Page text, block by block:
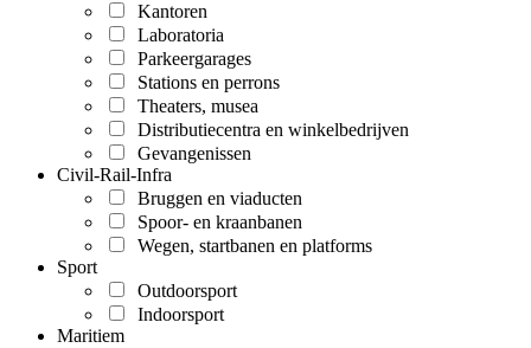
Kantoren
Laboratoria
Parkeergarages
Stations en perrons
Theaters, musea
Distributiecentra en winkelbedrijven
Gevangenissen
Civil-Rail-Infra
Bruggen en viaducten
Spoor- en kraanbanen
Wegen, startbanen en platforms
Sport
Outdoorsport
Indoorsport
Maritiem